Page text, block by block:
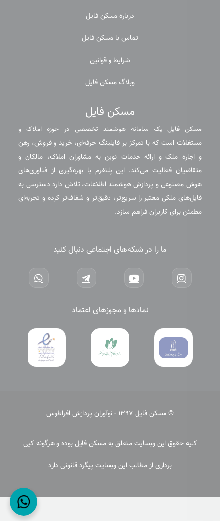
درباره مسکن فایل
تماس با مسکن فایل
شرایط و قوانین
وبلاگ مسکن فایل
مسکن فایل
مسکن فایل یک سامانه هوشمند تخصصی در حوزه املاک و
مستغلات است که با تمرکز بر فایلینگ حرفه‌ای، خرید و فروش، رهن
و اجاره ملک و ارائه خدمات نوین به مشاوران املاک، مالکان و
متقاضیان فعالیت می‌کند. این پلتفرم با بهره‌گیری از فناوری‌های
هوش مصنوعی و پردازش هوشمند اطلاعات، تلاش دارد دسترسی به
فایل‌های ملکی معتبر را سریع‌تر، دقیق‌تر و شفاف‌تر کرده و تجربه‌ای
مطمئن برای کاربران فراهم سازد.
ما را در شبکه‌های اجتماعی دنبال کنید
نمادها و مجوزهای اعتماد
© مسکن فایل 1397 - نوآوران پردازش افراطوس
کلیه حقوق این وبسایت متعلق به مسکن فایل بوده و هرگونه کپی
برداری از مطالب این وبسایت پیگرد قانونی دارد